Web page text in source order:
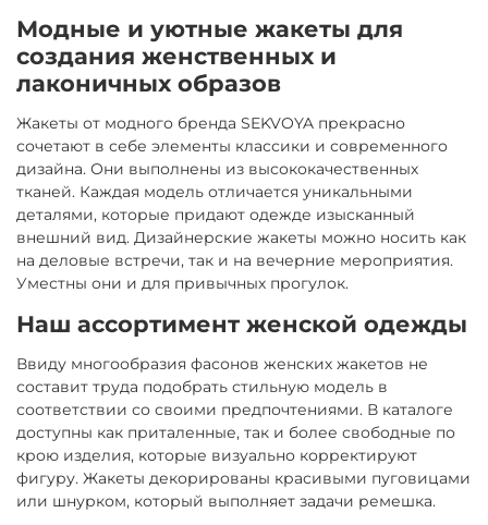
Модные и уютные жакеты для
создания женственных и
лаконичных образов
Жакеты от модного бренда SEKVOYA прекрасно
сочетают в себе элементы классики и современного
дизайна. Они выполнены из высококачественных
тканей. Каждая модель отличается уникальными
деталями, которые придают одежде изысканный
внешний вид. Дизайнерские жакеты можно носить как
на деловые встречи, так и на вечерние мероприятия.
Уместны они и для привычных прогулок.
Наш ассортимент женской одежды
Ввиду многообразия фасонов женских жакетов не
составит труда подобрать стильную модель в
соответствии со своими предпочтениями. В каталоге
доступны как приталенные, так и более свободные по
крою изделия, которые визуально корректируют
фигуру. Жакеты декорированы красивыми пуговицами
или шнурком, который выполняет задачи ремешка.